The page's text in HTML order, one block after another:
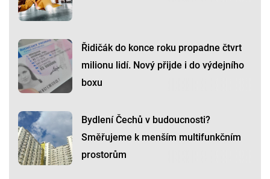
Řidičák do konce roku propadne čtvrt
milionu lidí. Nový přijde i do výdejního
boxu
Bydlení Čechů v budoucnosti?
Směřujeme k menším multifunkčním
prostorům